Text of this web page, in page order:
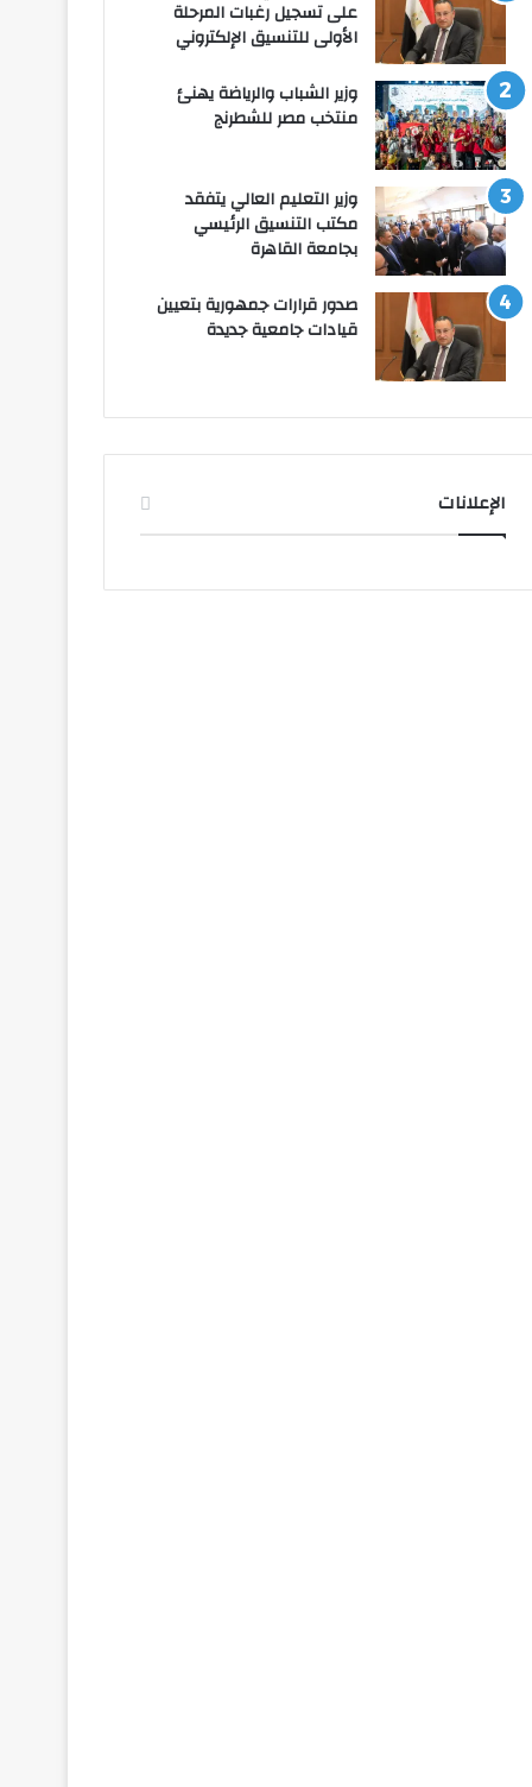
على تسجيل رغبات المرحلة
الأولى للتنسيق الإلكتروني
وزير الشباب والرياضة يهنئ
منتخب مصر للشطرنج
وزير التعليم العالي يتفقد
مكتب التنسيق الرئيسي
بجامعة القاهرة
صدور قرارات جمهورية بتعيين
قيادات جامعية جديدة
الإعلانات